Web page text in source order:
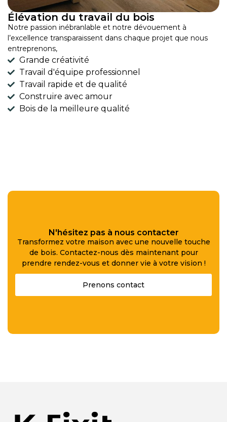
Élévation du travail du bois
Notre passion inébranlable et notre dévouement à
l’excellence transparaissent dans chaque projet que nous
entreprenons,
Grande créativité
Travail d'équipe professionnel
Travail rapide et de qualité
Construire avec amour
Bois de la meilleure qualité
N'hésitez pas à nous contacter
Transformez votre maison avec une nouvelle touche
de bois. Contactez-nous dès maintenant pour
prendre rendez-vous et donner vie à votre vision !
Prenons contact